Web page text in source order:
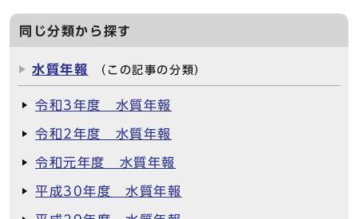
同じ分類から探す
水質年報 （この記事の分類）
令和3年度 水質年報
令和2年度 水質年報
令和元年度 水質年報
平成30年度 水質年報